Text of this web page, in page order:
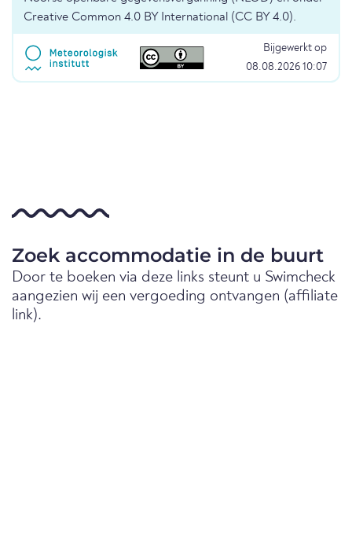
Creative Common 4.0 BY International (CC BY 4.0).
Bijgewerkt op
08.08.2026 10:07
Zoek accommodatie in de buurt
Door te boeken via deze links steunt u Swimcheck
aangezien wij een vergoeding ontvangen (affiliate
link).